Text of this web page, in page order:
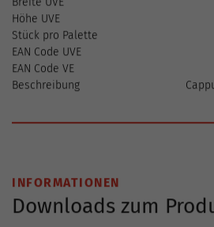
Höhe UVE
Stück pro Palette
EAN Code UVE
EAN Code VE
Beschreibung
INFORMATIONEN
Downloads zum